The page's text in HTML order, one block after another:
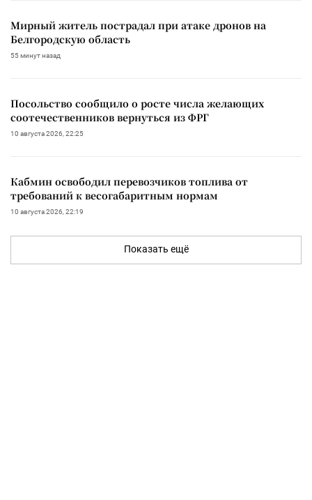
Мирный житель пострадал при атаке дронов на
Белгородскую область
55 минут назад
Посольство сообщило о росте числа желающих
соотечественников вернуться из ФРГ
10 августа 2026, 22:25
Кабмин освободил перевозчиков топлива от
требований к весогабаритным нормам
10 августа 2026, 22:19
Показать ещё